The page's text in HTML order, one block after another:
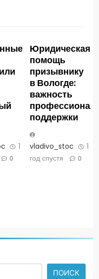
1
0
Юридическая
помощь
призывнику
в Вологде:
важность
поддержки
vladivo_stoc
1
год спустя
0
ПОИСК